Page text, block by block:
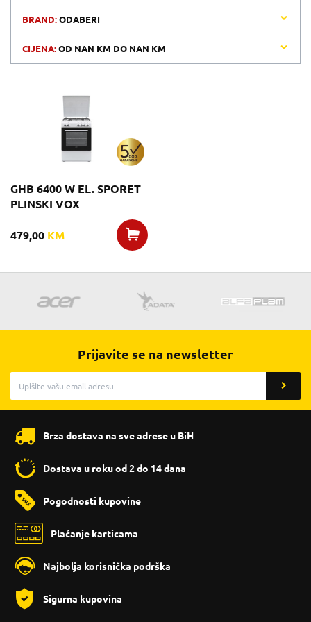
BRAND:ODABERI
CIJENA:OD NAN KM DO NAN KM
GHB 6400 W EL. SPORET
PLINSKI VOX
479,00 KM
Prijavite se na newsletter
Brza dostava na sve adrese u BiH
Dostava u roku od 2 do 14 dana
Pogodnosti kupovine
Plaćanje karticama
Najbolja korisnička podrška
Sigurna kupovina